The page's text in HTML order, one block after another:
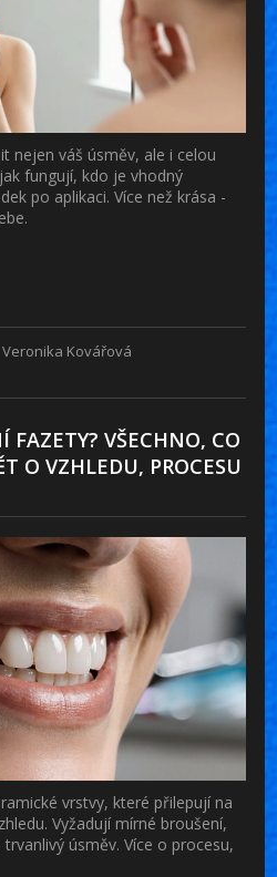
nejen váš úsměv, ale i celou
fungují, kdo je vhodný
po aplikaci. Více než krása -
Veronika Kovářová
FAZETY? VŠECHNO, CO
O VZHLEDU, PROCESU
vrstvy, které přilepují na
Vyžadují mírné broušení,
úsměv. Více o procesu,